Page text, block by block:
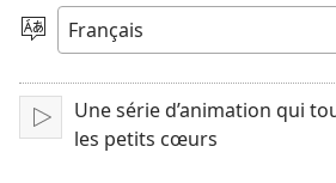
la
vidéo
Choisir
langue
Lire
Une série d’animation qui
les petits cœurs